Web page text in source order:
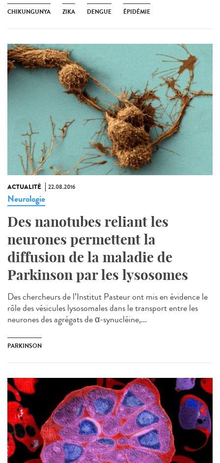
CHIKUNGUNYA ZIKA DENGUE ÉPIDÉMIE
ACTUALITÉ 22.08.2016
Neurologie
Des nanotubes reliant les
neurones permettent la
diffusion de la maladie de
Parkinson par les lysosomes
Des chercheurs de l’Institut Pasteur ont mis en évidence le
rôle des vésicules lysosomales dans le transport entre les
neurones des agrégats de α-synucléine,...
PARKINSON